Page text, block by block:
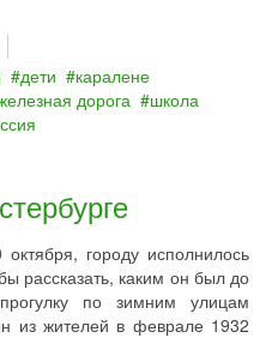
дети
каралене
дорога
школа
городу исполнилось
рассказать, каким он был до
по зимним улицам
из жителей в феврале 1932